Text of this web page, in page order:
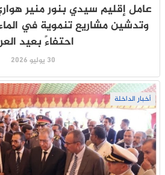
عامل إقليم سيدي بنور منير
وتدشين مشاريع تنموية في الماء
احتفاءً بعيد
30 يوليو 2026
أخبار الداخلة